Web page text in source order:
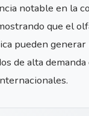
notable en la
que el
pueden
de alta demanda